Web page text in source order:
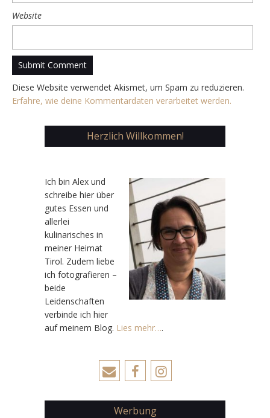
Website
Diese Website verwendet Akismet, um Spam zu reduzieren.
Erfahre, wie deine Kommentardaten verarbeitet werden.
Herzlich Willkommen!
Ich bin Alex und
schreibe hier über
gutes Essen und
allerlei
kulinarisches in
meiner Heimat
Tirol. Zudem liebe
ich fotografieren –
beide
Leidenschaften
verbinde ich hier
auf meinem Blog. Lies mehr….
Werbung